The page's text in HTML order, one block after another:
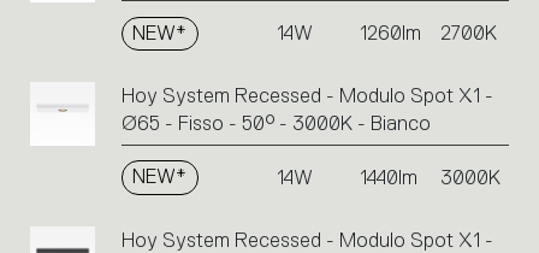
NEW* 14W 1260lm 2700K
Hoy System Recessed - Modulo Spot X1 -
Ø65 - Fisso - 50° - 3000K - Bianco
NEW* 14W 1440lm 3000K
Hoy System Recessed - Modulo Spot X1 -